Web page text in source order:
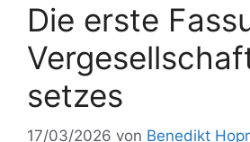
Die erste
setzes
17/03/2026 von Benedikt